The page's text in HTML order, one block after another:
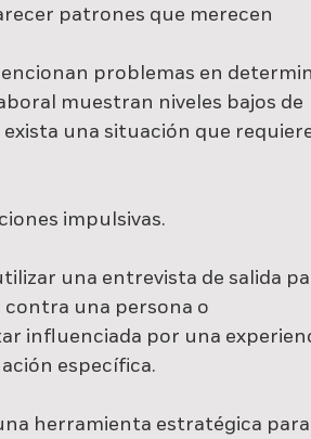
patrones que merecen
problemas en
muestran niveles bajos de
una situación que
impulsivas.
una entrevista de salida
una persona o
influenciada por una
específica.
herramienta estratégica para